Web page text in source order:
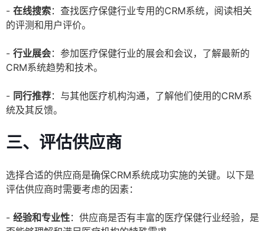
- 在线搜索：查找医疗保健行业专用的CRM系统，阅读相关
的评测和用户评价。
- 行业展会：参加医疗保健行业的展会和会议，了解最新的
CRM系统趋势和技术。
- 同行推荐：与其他医疗机构沟通，了解他们使用的CRM系
统及其反馈。
三、评估供应商
选择合适的供应商是确保CRM系统成功实施的关键。以下是
评估供应商时需要考虑的因素：
- 经验和专业性：供应商是否有丰富的医疗保健行业经验，是